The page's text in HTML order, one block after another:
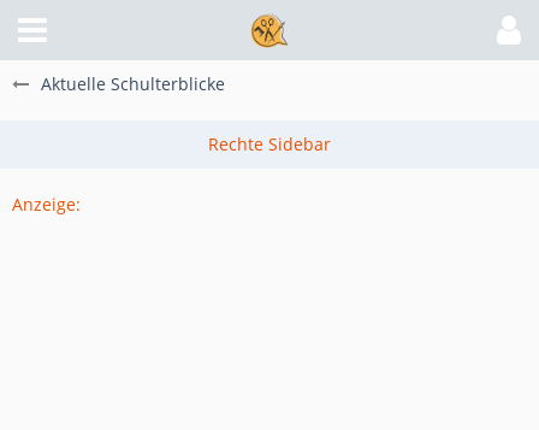
Aktuelle Schulterblicke
Anzeige: